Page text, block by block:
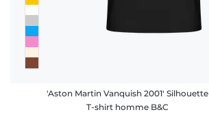
'Aston Martin Vanquish 2001' Silhouette
T-shirt homme B&C